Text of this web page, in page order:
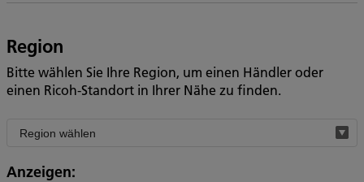
Region
Bitte wählen Sie Ihre Region, um einen Händler oder
einen Ricoh-Standort in Ihrer Nähe zu finden.
Filter
region
Anzeigen: